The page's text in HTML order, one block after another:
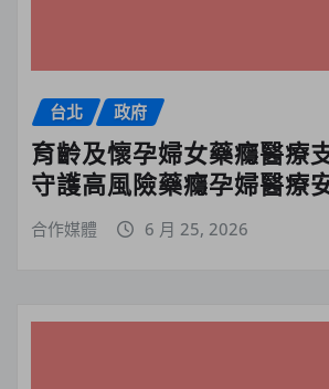
台北 政府
育齡及懷孕婦女藥癮醫療
守護高風險藥癮孕婦醫療
合作媒體 6 月 25, 2026